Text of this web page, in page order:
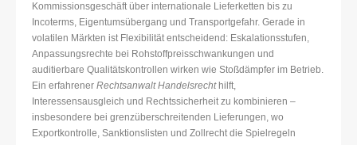
Kommissionsgeschäft über internationale Lieferketten bis zu
Incoterms, Eigentumsübergang und Transportgefahr. Gerade in
volatilen Märkten ist Flexibilität entscheidend: Eskalationsstufen,
Anpassungsrechte bei Rohstoffpreisschwankungen und
auditierbare Qualitätskontrollen wirken wie Stoßdämpfer im Betrieb.
Ein erfahrener Rechtsanwalt Handelsrechthilft,
Interessensausgleich und Rechtssicherheit zu kombinieren –
insbesondere bei grenzüberschreitenden Lieferungen, wo
Exportkontrolle, Sanktionslisten und Zollrecht die Spielregeln